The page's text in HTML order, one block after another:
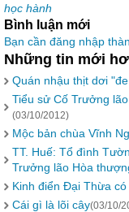
học hành
Bình luận mới
Bạn cần đăng nhập
Những tin mới
Quán nhậu thịt dơi
Tiểu sử Cố Trưởng
(03/10/2012)
Mộc bản chùa Vĩnh
TT. Huế: Tổ đình
Trưởng lão Hòa
Kinh điển Đại Thừa
Cái gì là lõi cây(03/10/